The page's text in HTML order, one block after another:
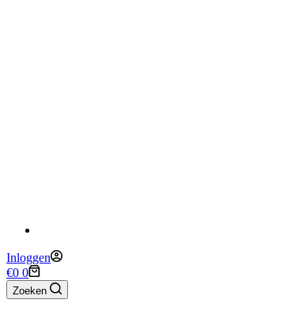
Inloggen
Winkelwagen
€0 0
Zoeken